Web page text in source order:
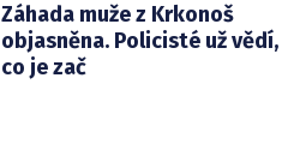
Záhada muže z Krkonoš
objasněna. Policisté už vědí,
co je zač